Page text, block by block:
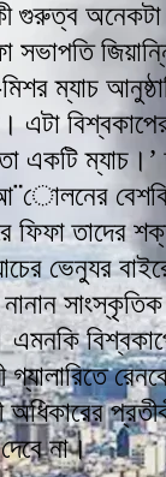
গুরুত্ব অনেকটা
সভাপতি
ম্যাচ
এটা
একটি ম্যাচ।’
ফিফা তাদের
ভেন্যুর বাইরে
না।